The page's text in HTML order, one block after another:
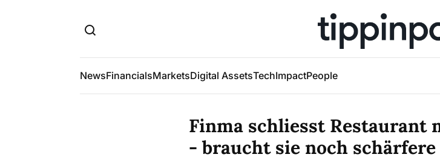
NewsFinancialsMarketsDigital AssetsTechImpactPeople
Finma schliesst Restaurant
- braucht sie noch